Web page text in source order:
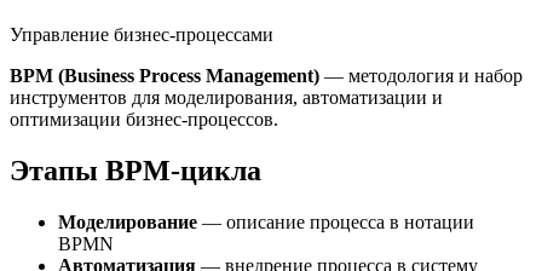
Управление бизнес-процессами
BPM (Business Process Management) — методология и набор
инструментов для моделирования, автоматизации и
оптимизации бизнес-процессов.
Этапы BPM-цикла
Моделирование — описание процесса в нотации
BPMN
Автоматизация — внедрение процесса в систему